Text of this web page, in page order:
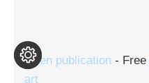
Open publication - Free
art